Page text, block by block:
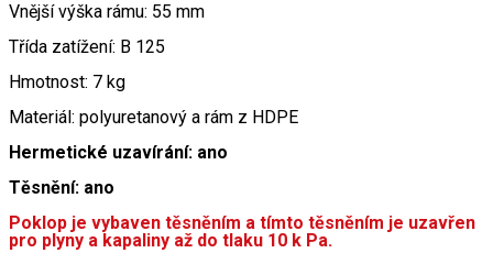
Vnější výška rámu: 55 mm
Třída zatížení: B 125
Hmotnost: 7 kg
Materiál: polyuretanový a rám z HDPE
Hermetické uzavírání: ano
Těsnění: ano
Poklop je vybaven těsněním a tímto těsněním je uzavřen
pro plyny a kapaliny až do tlaku 10 k Pa.